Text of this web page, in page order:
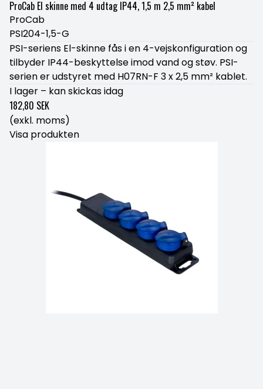
ProCab El skinne med 4 udtag IP44, 1,5 m 2,5 mm² kabel
ProCab
PSI204-1,5-G
PSI-seriens El-skinne fås i en 4-vejskonfiguration og
tilbyder IP44-beskyttelse imod vand og støv. PSI-
serien er udstyret med H07RN-F 3 x 2,5 mm² kablet.
I lager – kan skickas idag
182,80 SEK
(exkl. moms)
Visa produkten